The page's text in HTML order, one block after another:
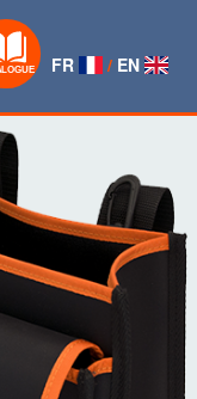
FR / EN